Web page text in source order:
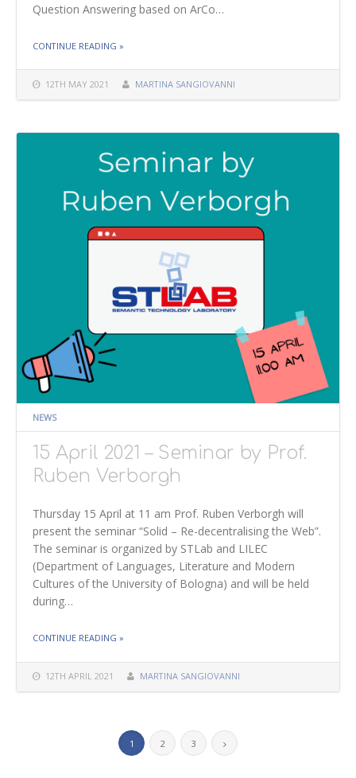
12TH MAY 2021 MARTINA SANGIOVANNI
Question Answering based on ArCo…
CONTINUE READING THE "STLAB SPRING SEMINARS"
»
NEWS
15 April 2021 – Seminar by Prof.
Ruben Verborgh
12TH APRIL 2021 MARTINA SANGIOVANNI
Thursday 15 April at 11 am Prof. Ruben Verborgh will
present the seminar “Solid – Re-decentralising the Web”.
The seminar is organized by STLab and LILEC
(Department of Languages, Literature and Modern
Cultures of the University of Bologna) and will be held
during…
CONTINUE READING THE "15 APRIL 2021 – SEMINAR BY PROF. RUBEN
»
1 2 3